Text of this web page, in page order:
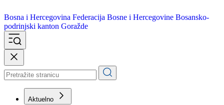
Bosna i Hercegovina
podrinjski kanton Goražde